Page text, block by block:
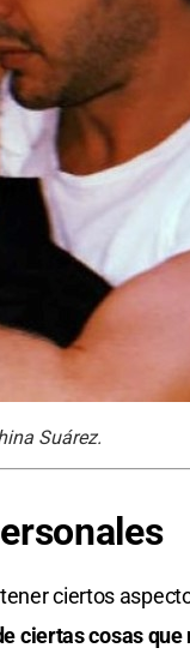
Suárez.
ciertos
ciertas cosas